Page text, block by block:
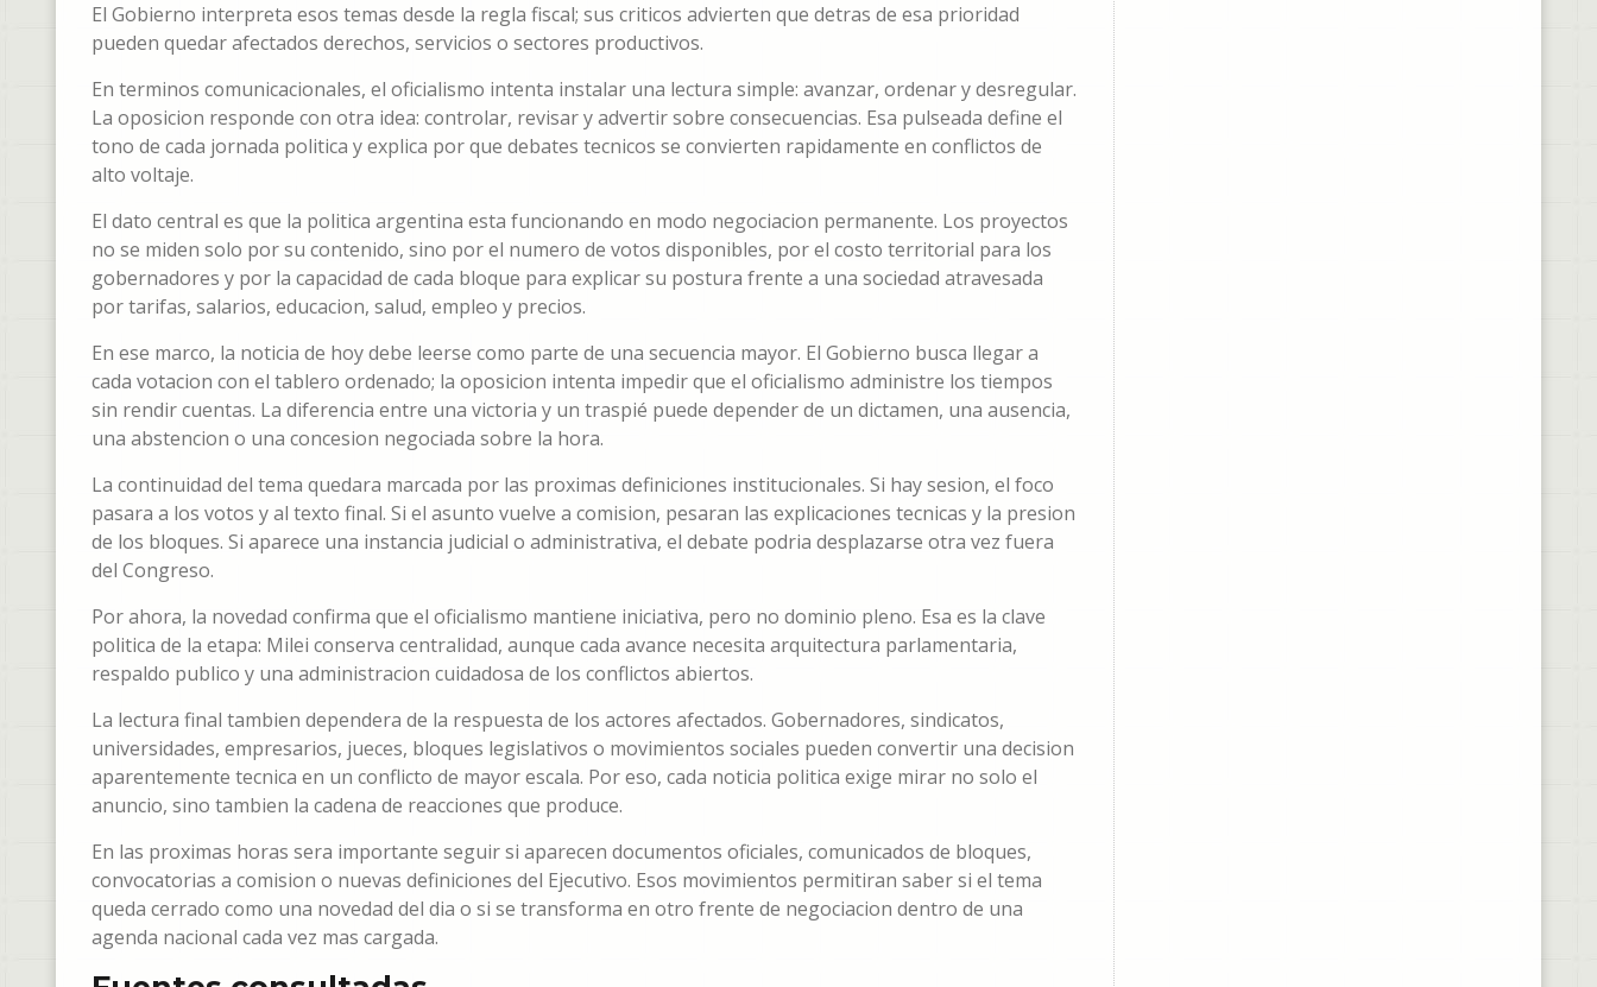
El Gobierno interpreta esos temas desde la regla fiscal; sus criticos advierten que detras de esa prioridad
pueden quedar afectados derechos, servicios o sectores productivos.
En terminos comunicacionales, el oficialismo intenta instalar una lectura simple: avanzar, ordenar y desregular.
La oposicion responde con otra idea: controlar, revisar y advertir sobre consecuencias. Esa pulseada define el
tono de cada jornada politica y explica por que debates tecnicos se convierten rapidamente en conflictos de
alto voltaje.
El dato central es que la politica argentina esta funcionando en modo negociacion permanente. Los proyectos
no se miden solo por su contenido, sino por el numero de votos disponibles, por el costo territorial para los
gobernadores y por la capacidad de cada bloque para explicar su postura frente a una sociedad atravesada
por tarifas, salarios, educacion, salud, empleo y precios.
En ese marco, la noticia de hoy debe leerse como parte de una secuencia mayor. El Gobierno busca llegar a
cada votacion con el tablero ordenado; la oposicion intenta impedir que el oficialismo administre los tiempos
sin rendir cuentas. La diferencia entre una victoria y un traspié puede depender de un dictamen, una ausencia,
una abstencion o una concesion negociada sobre la hora.
La continuidad del tema quedara marcada por las proximas definiciones institucionales. Si hay sesion, el foco
pasara a los votos y al texto final. Si el asunto vuelve a comision, pesaran las explicaciones tecnicas y la presion
de los bloques. Si aparece una instancia judicial o administrativa, el debate podria desplazarse otra vez fuera
del Congreso.
Por ahora, la novedad confirma que el oficialismo mantiene iniciativa, pero no dominio pleno. Esa es la clave
politica de la etapa: Milei conserva centralidad, aunque cada avance necesita arquitectura parlamentaria,
respaldo publico y una administracion cuidadosa de los conflictos abiertos.
La lectura final tambien dependera de la respuesta de los actores afectados. Gobernadores, sindicatos,
universidades, empresarios, jueces, bloques legislativos o movimientos sociales pueden convertir una decision
aparentemente tecnica en un conflicto de mayor escala. Por eso, cada noticia politica exige mirar no solo el
anuncio, sino tambien la cadena de reacciones que produce.
En las proximas horas sera importante seguir si aparecen documentos oficiales, comunicados de bloques,
convocatorias a comision o nuevas definiciones del Ejecutivo. Esos movimientos permitiran saber si el tema
queda cerrado como una novedad del dia o si se transforma en otro frente de negociacion dentro de una
agenda nacional cada vez mas cargada.